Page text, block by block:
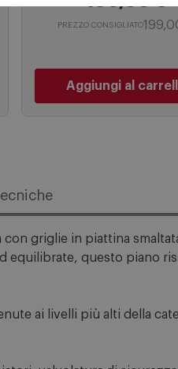
160,00€
con griglie in piattina
equilibrate, questo piano
ai livelli più alti della